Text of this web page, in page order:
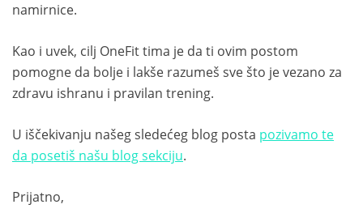
namirnice.
Kao i uvek, cilj OneFit tima je da ti ovim postom
pomogne da bolje i lakše razumeš sve što je vezano za
zdravu ishranu i pravilan trening.
U iščekivanju našeg sledećeg blog posta pozivamo te
da posetiš našu blog sekciju.
Prijatno,